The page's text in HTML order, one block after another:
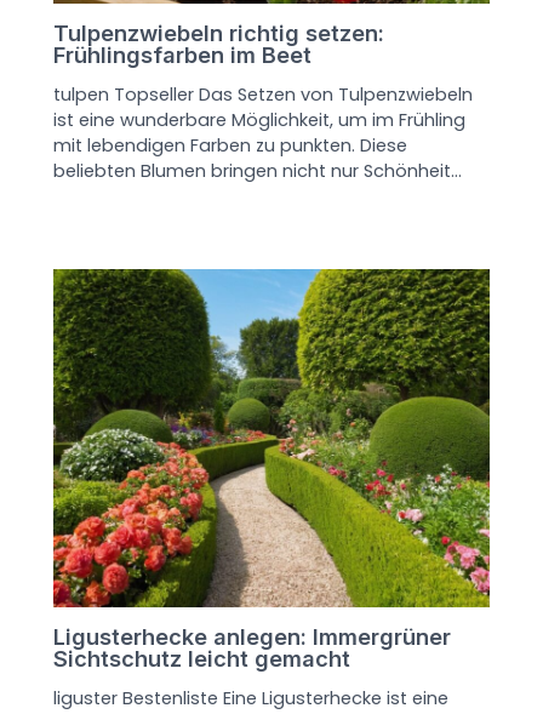
Tulpenzwiebeln richtig setzen:
Frühlingsfarben im Beet
tulpen Topseller Das Setzen von Tulpenzwiebeln
ist eine wunderbare Möglichkeit, um im Frühling
mit lebendigen Farben zu punkten. Diese
beliebten Blumen bringen nicht nur Schönheit…
Ligusterhecke anlegen: Immergrüner
Sichtschutz leicht gemacht
liguster Bestenliste Eine Ligusterhecke ist eine